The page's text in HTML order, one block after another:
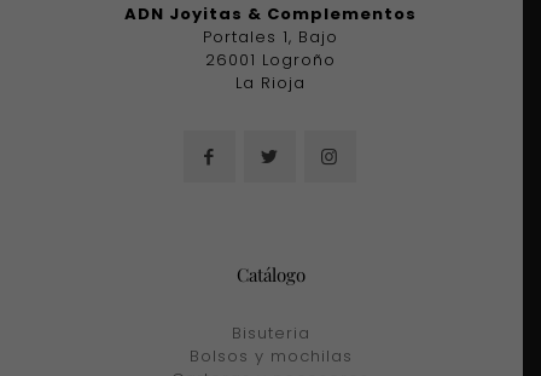
ADN Joyitas & Complementos
Portales 1, Bajo
26001 Logroño
La Rioja
Catálogo
Bisuteria
Bolsos y mochilas